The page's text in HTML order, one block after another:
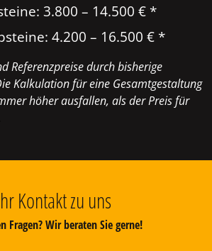
3.800 – 14.500 € *
4.200 – 16.500 € *
Referenzpreise durch bisherige
Kalkulation für eine Gesamtgestaltung
höher ausfallen, als der Preis für
Kontakt zu uns
Fragen? Wir beraten Sie gerne!